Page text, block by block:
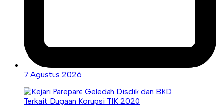
7 Agustus 2026